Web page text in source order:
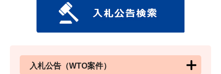
入札公告（WTO案件）